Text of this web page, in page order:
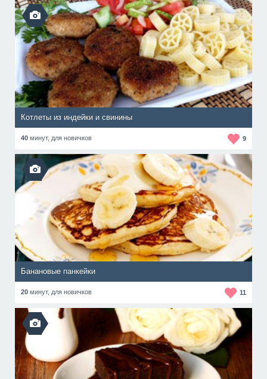
Котлеты из индейки и свинины
40 минут, для новичков 9
Банановые панкейки
20 минут, для новичков 11